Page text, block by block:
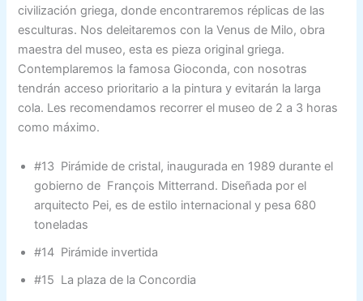
civilización griega, donde encontraremos réplicas de las
esculturas. Nos deleitaremos con la Venus de Milo, obra
maestra del museo, esta es pieza original griega.
Contemplaremos la famosa Gioconda, con nosotras
tendrán acceso prioritario a la pintura y evitarán la larga
cola. Les recomendamos recorrer el museo de 2 a 3 horas
como máximo.
#13 Pirámide de cristal, inaugurada en 1989 durante el
gobierno de François Mitterrand. Diseñada por el
arquitecto Pei, es de estilo internacional y pesa 680
toneladas
#14 Pirámide invertida
#15 La plaza de la Concordia